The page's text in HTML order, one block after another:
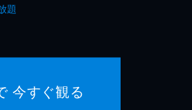
題
今すぐ観る